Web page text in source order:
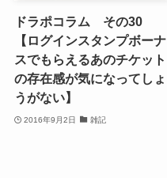
ドラポコラム その30
【ログインスタンプボーナ
スでもらえるあのチケット
の存在感が気になってしょ
うがない】
2016年9月2日 雑記